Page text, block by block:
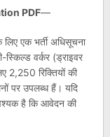
PDF—
एक भर्ती अधिसूचना
वर्कर (ड्राइवर
2,250 रिक्तियों की
पर उपलब्ध हैं। यदि
है कि आवेदन की